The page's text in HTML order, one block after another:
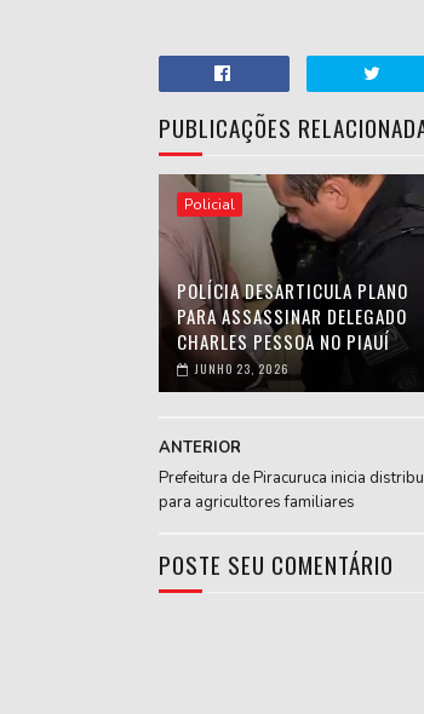
PUBLICAÇÕES
Policial
POLÍCIA DESARTICULA PLANO
PARA ASSASSINAR DELEGADO
CHARLES PESSOA NO PIAUÍ
JUNHO 23, 2026
ANTERIOR
Prefeitura de Piracuruca inicia
para agricultores familiares
POSTE SEU COMENTÁRIO